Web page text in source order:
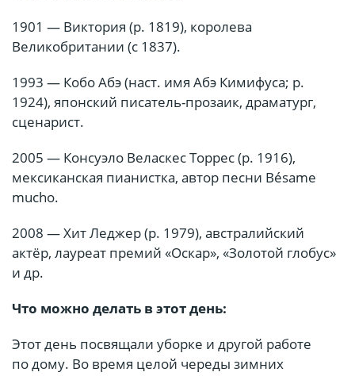
1901 — Виктория (р. 1819), королева
Великобритании (с 1837).
1993 — Кобо Абэ (наст. имя Абэ Кимифуса; р.
1924), японский писатель-прозаик, драматург,
сценарист.
2005 — Консуэло Веласкес Торрес (р. 1916),
мексиканская пианистка, автор песни Bésame
mucho.
2008 — Хит Леджер (р. 1979), австралийский
актёр, лауреат премий «Оскар», «Золотой глобус»
и др.
Что можно делать в этот день:
Этот день посвящали уборке и другой работе
по дому. Во время целой череды зимних